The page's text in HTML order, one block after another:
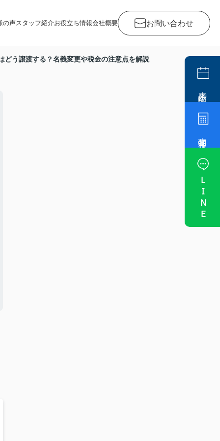
の声スタッフ紹介お役立ち情報会社概要 お問い合わせ
どう譲渡する？名義変更や税金の注意点を解説
LINE